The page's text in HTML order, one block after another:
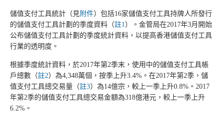
儲值支付工具統計（見附件）包括16家儲值支付工具持牌人所發行
的儲值支付工具計劃的季度資料（註1）。金管局在2017年3月開始
公布儲值支付工具計劃的季度統計資料，以提高香港儲值支付工具
行業的透明度。
根據季度統計資料，於2017年第2季末，使用中的儲值支付工具帳
戶總數（註2）為4,348萬個，按季上升3.4%。在2017年第2季，儲
值支付工具總交易量（註3）為14億宗，較上一季上升0.8%。2017
年第2季的儲值支付工具總交易金額為318億港元，較上一季上升
6.2%。